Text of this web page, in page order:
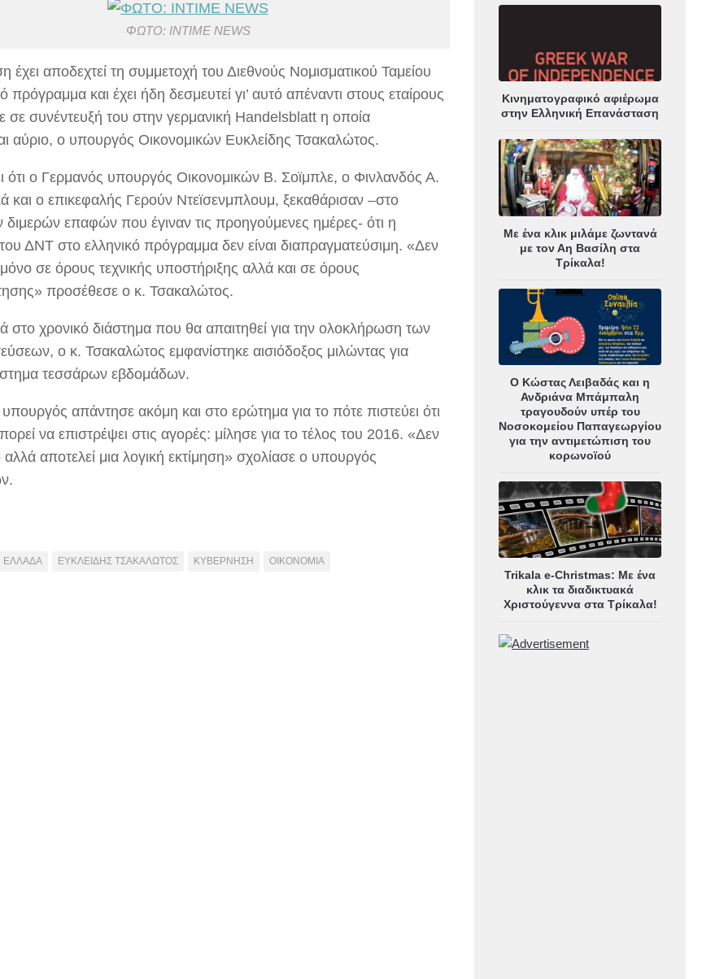
ΦΩΤΟ: INTIME NEWS
έχει αποδεχτεί τη συμμετοχή του Διεθνούς Νομισματικού Ταμείου
πρόγραμμα και έχει ήδη δεσμευτεί γι’ αυτό απέναντι στους εταίρους
σε συνέντευξή του στην γερμανική Handelsblatt η οποία
αύριο, ο υπουργός Οικονομικών Ευκλείδης Τσακαλώτος.
ότι ο Γερμανός υπουργός Οικονομικών Β. Σοϊμπλε, ο Φινλανδός Α.
και ο επικεφαλής Γερούν Ντεϊσενμπλουμ, ξεκαθάρισαν –στο
διμερών επαφών που έγιναν τις προηγούμενες ημέρες- ότι η
ΔΝΤ στο ελληνικό πρόγραμμα δεν είναι διαπραγματεύσιμη. «Δεν
σε όρους τεχνικής υποστήριξης αλλά και σε όρους
προσέθεσε ο κ. Τσακαλώτος.
χρονικό διάστημα που θα απαιτηθεί για την ολοκλήρωση των
ο κ. Τσακαλώτος εμφανίστηκε αισιόδοξος μιλώντας για
τεσσάρων εβδομάδων.
απάντησε ακόμη και στο ερώτημα για το πότε πιστεύει ότι
να επιστρέψει στις αγορές: μίλησε για το τέλος του 2016. «Δεν
αλλά αποτελεί μια λογική εκτίμηση» σχολίασε ο υπουργός
ΕΛΛΑΔΑ ΕΥΚΛΕΙΔΗΣ ΤΣΑΚΑΛΩΤΟΣ ΚΥΒΕΡΝΗΣΗ ΟΙΚΟΝΟΜΙΑ
Κινηματογραφικό αφιέρωμα
στην Ελληνική Επανάσταση
Με ένα κλικ μιλάμε ζωντανά
με τον Αη Βασίλη στα
Τρίκαλα!
Ο Κώστας Λειβαδάς και η
Ανδριάνα Μπάμπαλη
τραγουδούν υπέρ του
Νοσοκομείου Παπαγεωργίου
για την αντιμετώπιση του
κορωνοϊού
Trikala e-Christmas: Με ένα
κλικ τα διαδικτυακά
Χριστούγεννα στα Τρίκαλα!